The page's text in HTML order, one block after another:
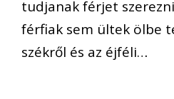
tudjanak férjet
férfiak sem ültek ölbe
székről és az éjféli…